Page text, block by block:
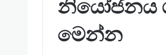
නියෝජනය
මෙන්න